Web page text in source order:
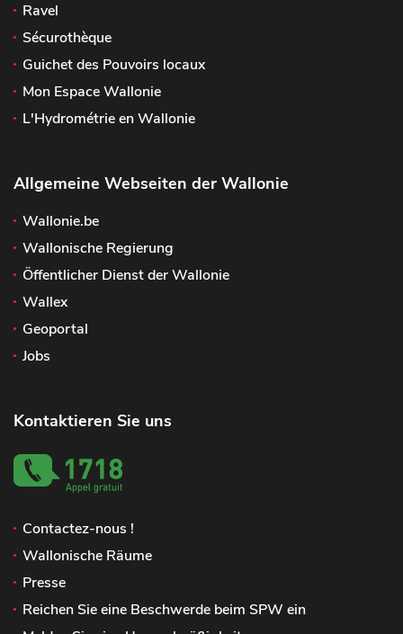
Ravel
Sécurothèque
Guichet des Pouvoirs locaux
Mon Espace Wallonie
L'Hydrométrie en Wallonie
Allgemeine Webseiten der Wallonie
Wallonie.be
Wallonische Regierung
Öffentlicher Dienst der Wallonie
Wallex
Geoportal
Jobs
Kontaktieren Sie uns
Contactez-nous !
Wallonische Räume
Presse
Reichen Sie eine Beschwerde beim SPW ein